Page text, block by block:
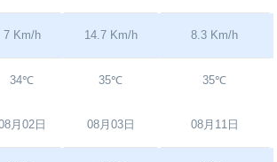
7 Km/h 14.7 Km/h 8.3 Km/h
34℃
月02日
35℃
08月03日
35℃
08月11日